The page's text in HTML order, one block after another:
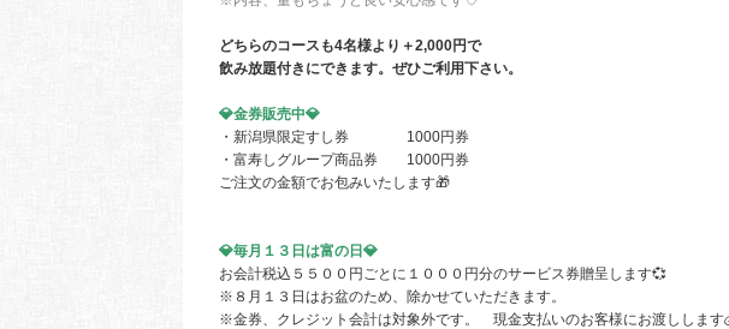
どちらのコースも4名様より＋2,000円で
飲み放題付きにできます。ぜひご利用下さい。
💎金券販売中💎
・新潟県限定すし券 1000円券
・富寿しグループ商品券 1000円券
ご注文の金額でお包みいたします🎁
💎毎月１３日は富の日 💎
お会計税込５５００円ごとに１０００円分のサービス券贈呈します💞
※８月１３日はお盆のため、除かせていただきます。
※金券、クレジット会計は対象外です。 現金支払いのお客様にお渡しします